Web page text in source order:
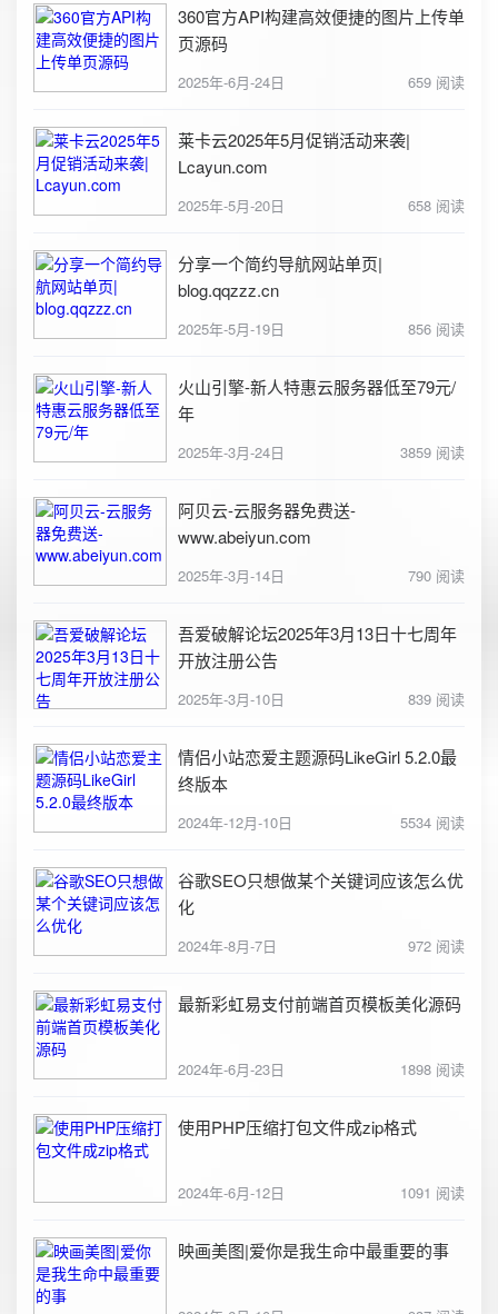
360官方API构建高效便捷的图片上传单
页源码
2025年-6月-24日 659 阅读
莱卡云2025年5月促销活动来袭|
Lcayun.com
2025年-5月-20日 658 阅读
分享一个简约导航网站单页|
blog.qqzzz.cn
2025年-5月-19日 856 阅读
火山引擎-新人特惠云服务器低至79元/
年
2025年-3月-24日 3859 阅读
阿贝云-云服务器免费送-
www.abeiyun.com
2025年-3月-14日 790 阅读
吾爱破解论坛2025年3月13日十七周年
开放注册公告
2025年-3月-10日 839 阅读
情侣小站恋爱主题源码LikeGirl 5.2.0最
终版本
2024年-12月-10日 5534 阅读
谷歌SEO只想做某个关键词应该怎么优
化
2024年-8月-7日 972 阅读
最新彩虹易支付前端首页模板美化源码
2024年-6月-23日 1898 阅读
使用PHP压缩打包文件成zip格式
2024年-6月-12日 1091 阅读
映画美图|爱你是我生命中最重要的事